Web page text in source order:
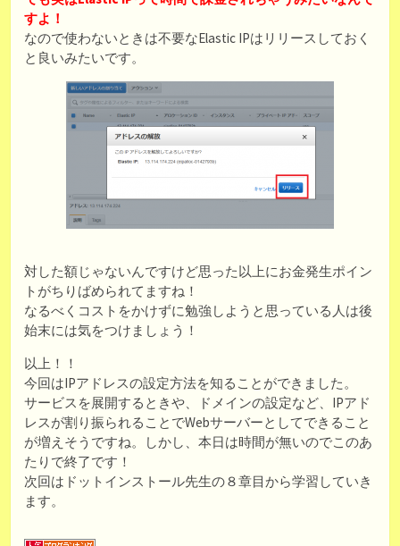
すよ！
なので使わないときは不要なElastic IPはリリースしておく
と良いみたいです。
対した額じゃないんですけど思った以上にお金発生ポイン
トがちりばめられてますね！
なるべくコストをかけずに勉強しようと思っている人は後
始末には気をつけましょう！
以上！！
今回はIPアドレスの設定方法を知ることができました。
サービスを展開するときや、ドメインの設定など、IPアド
レスが割り振られることでWebサーバーとしてできること
が増えそうですね。しかし、本日は時間が無いのでこのあ
たりで終了です！
次回はドットインストール先生の８章目から学習していき
ます。